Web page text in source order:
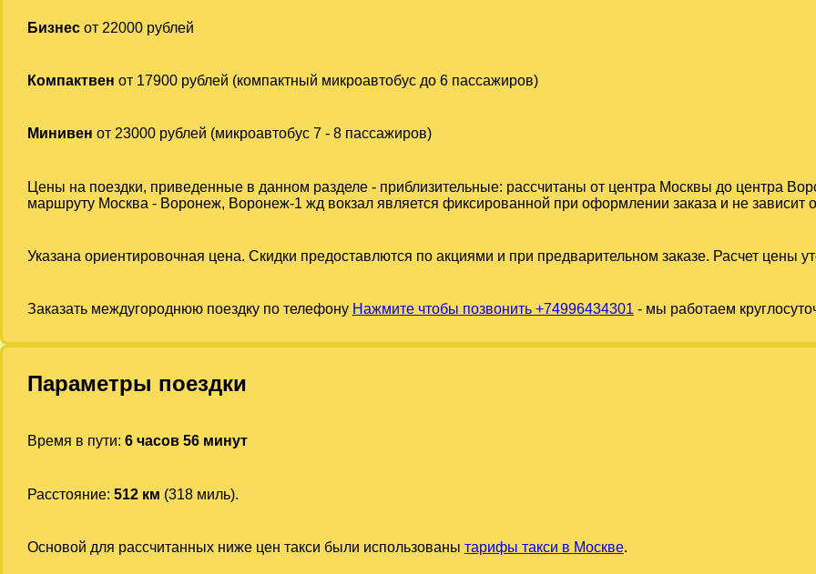
Бизнесот 22000 рублей
Компактвен от 17900 рублей (компактный микроавтобус до 6 пассажиров)
Минивен от 23000 рублей (микроавтобус 7 - 8 пассажиров)
Цены на поездки, приведенные в данном разделе - приблизительные: рассчитаны от центра Москвы до центра
маршруту Москва - Воронеж, Воронеж-1 жд вокзал является фиксированной при оформлении заказа и не зависит
Указана ориентировочная цена. Скидки предоставлются по акциями и при предварительном заказе. Расчет цены
Заказать междугороднюю поездку по телефону Нажмите чтобы позвонить +74996434301 - мы работаем
Параметры поездки
Время в пути: 6 часов 56 минут
Расстояние: 512 км (318 миль).
Основой для рассчитанных ниже цен такси были использованы тарифы такси в Москве.